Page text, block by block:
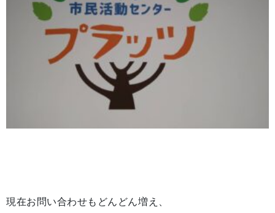
現在お問い合わせもどんどん増え、